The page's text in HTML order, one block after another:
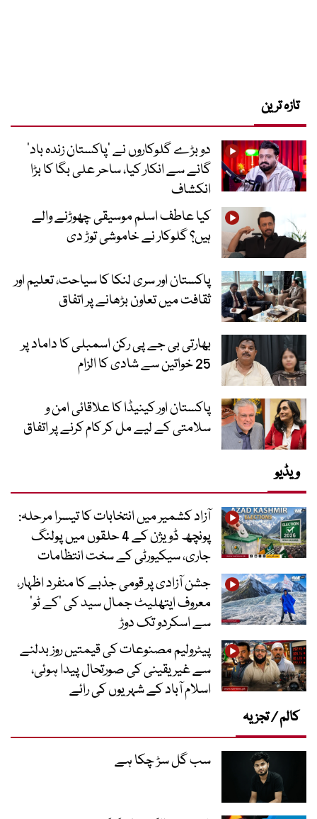
تازہ ترین
دو بڑے گلوکاروں نے ’پاکستان زندہ باد‘
گانے سے انکار کیا، ساحر علی بگا کا بڑا
انکشاف
کیا عاطف اسلم موسیقی چھوڑنے والے
ہیں؟ گلوکار نے خاموشی توڑ دی
پاکستان اور سری لنکا کا سیاحت، تعلیم اور
ثقافت میں تعاون بڑھانے پر اتفاق
بھارتی بی جے پی رکن اسمبلی کا داماد پر
25 خواتین سے شادی کا الزام
پاکستان اور کینیڈا کا علاقائی امن و
سلامتی کے لیے مل کر کام کرنے پر اتفاق
ویڈیو
آزاد کشمیر میں انتخابات کا تیسرا مرحلہ:
پونچھ ڈویژن کے 4 حلقوں میں پولنگ
جاری، سیکیورٹی کے سخت انتظامات
جشن آزادی پر قومی جذبے کا منفرد اظہار،
معروف ایتھلیٹ جمال سید کی ’کے ٹو‘
سے اسکردو تک دوڑ
پیٹرولیم مصنوعات کی قیمتیں روز بدلنے
سے غیر یقینی کی صورتحال پیدا ہوئی،
اسلام آباد کے شہریوں کی رائے
کالم / تجزیہ
سب گل سڑ چکا ہے